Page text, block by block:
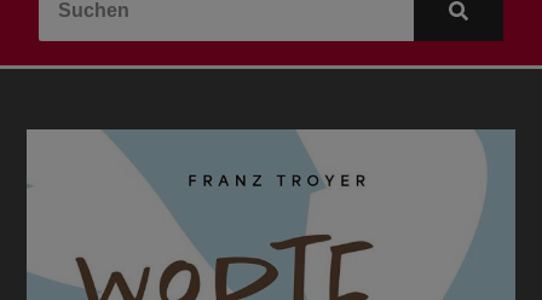
KINDER- & JUGENDBUCH
VERLAG